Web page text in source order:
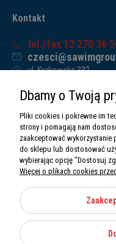
Kontakt
tel./fax 12 270 36
ul. Krakowska 332,
Sawim Group Mariusz
NIP: 5130284470
REGON: 5246591010
O nas
Informacje
Moje konto
Dbamy o Twoją
Pliki cookies i pokrewne im
strony i pomagają nam
zaakceptować
do sklepu lub dostosować
wybierając opcję "Dostosuj
Więcej o plikach cookies